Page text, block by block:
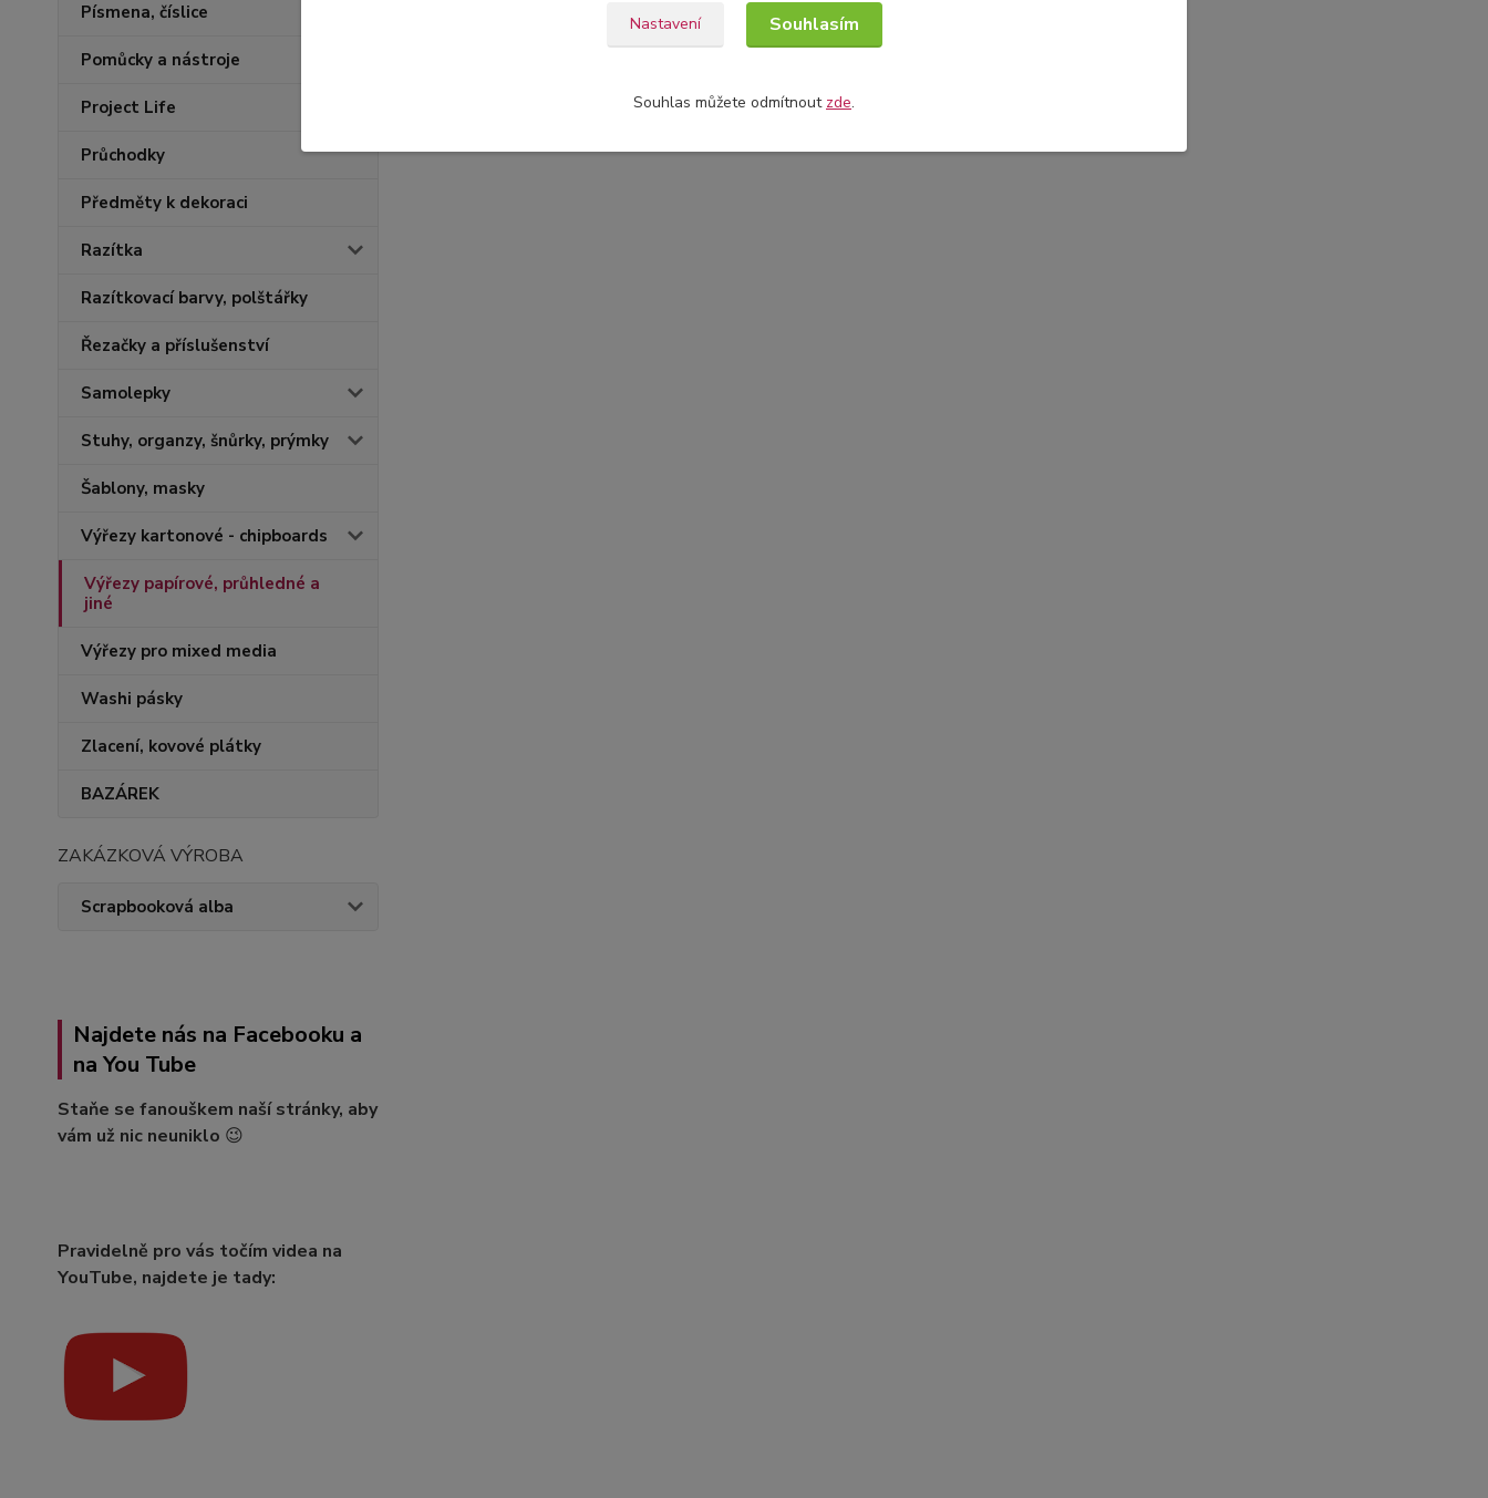
Písmena, číslice
Pomůcky a nástroje
Project Life
Průchodky
Předměty k dekoraci
Razítka
Razítkovací barvy, polštářky
Řezačky a příslušenství
Samolepky
Stuhy, organzy, šnůrky, prýmky
Šablony, masky
Výřezy kartonové - chipboards
Výřezy papírové, průhledné a
jiné
Výřezy pro mixed media
Washi pásky
Zlacení, kovové plátky
BAZÁREK
ZAKÁZKOVÁ VÝROBA
Scrapbooková alba
Najdete nás na Facebooku a
na You Tube
Staňe se fanouškem naší stránky, aby
vám už nic neuniklo 😉
Pravidelně pro vás točím videa na
YouTube, najdete je tady:
Nastavení Souhlasím
Souhlas můžete odmítnout zde.